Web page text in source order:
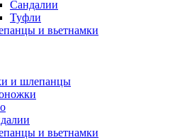
Сандалии
Туфли
и вьетнамки
и шлепанцы
и вьетнамки